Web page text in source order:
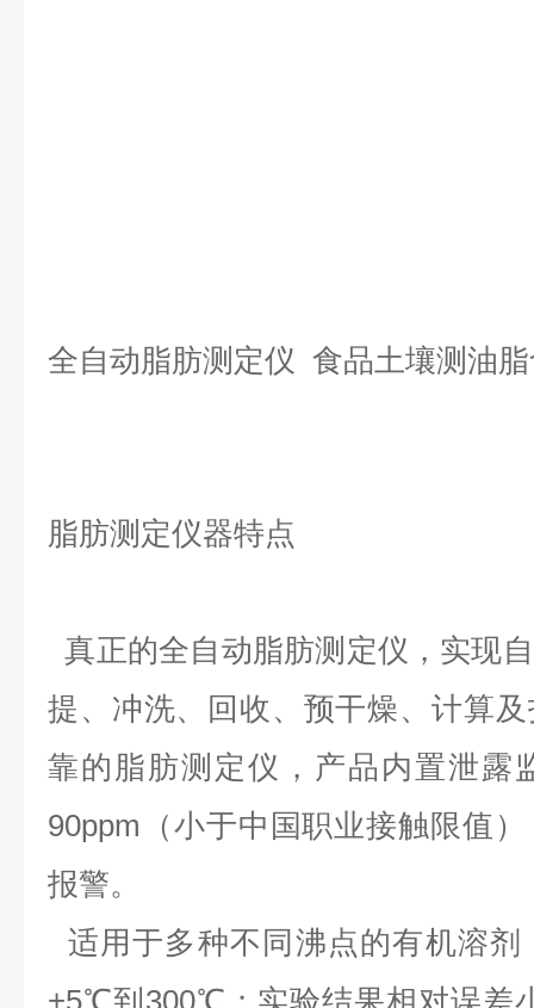
全自动脂肪测定仪 食品土壤测油
脂肪测定仪器特点
真正的全自动脂肪测定仪，实现
提、冲洗、回收、预干燥、计算
靠的脂肪测定仪，产品内置泄露
90ppm（小于中国职业接触限值）
报警。
适用于多种不同沸点的有机溶
+5℃到300℃； 实验结果相对误差